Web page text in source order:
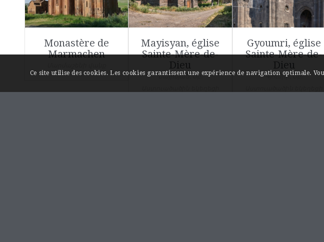
Monastère de
Marmachen
Mayisyan, église
Sainte-Mère-de-
Dieu
Մայիսյան, Սբ.
Gyoumri, église
Sainte-Mère-de-
Dieu
Գյումրի, Սբ.
Ce site utilise des cookies. Les cookies garantissent une expérience de navigation optimale.